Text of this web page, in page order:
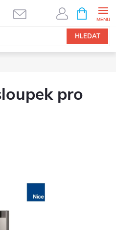
HLEDAT
NÁKUPNÍ
KOŠÍK
pro